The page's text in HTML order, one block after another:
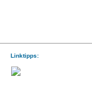
Linktipps: